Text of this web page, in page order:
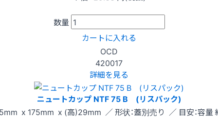
数量
カートに入れる
OCD
420017
詳細を見る
ニュートカップ NTF 75 B (リスパック)
x 175mm x (高)29mm ／ 形状：蓋別売り ／ 目安：容量